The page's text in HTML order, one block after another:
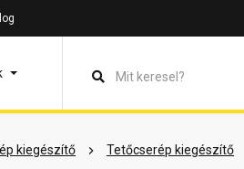
kiegészítő Tetőcserép kiegészítő
Vásárlói vélemények